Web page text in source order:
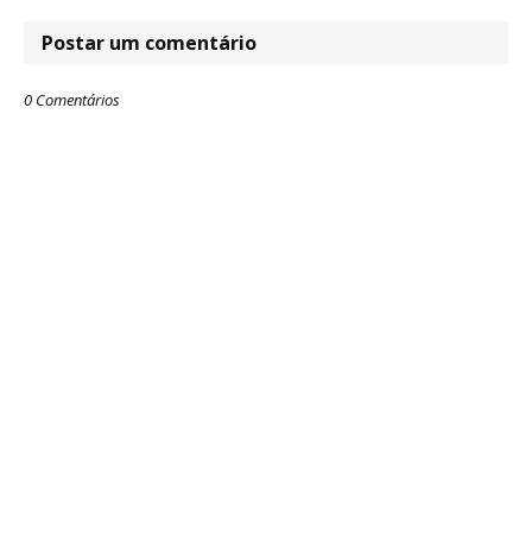
Postar um comentário
0 Comentários